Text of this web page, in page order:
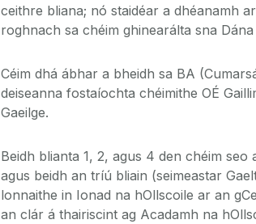
ceithre bliana; nó staidéar a dhéanamh
roghnach sa chéim ghinearálta sna
Céim dhá ábhar a bheidh sa BA
deiseanna fostaíochta chéimithe OÉ
Gaeilge.
Beidh blianta 1, 2, agus 4 den chéim
agus beidh an tríú bliain (seimeastar
lonnaithe in Ionad na hOllscoile ar an
an clár á thairiscint ag Acadamh na